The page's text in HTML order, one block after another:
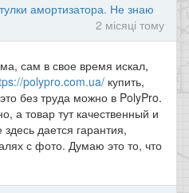
амортизатора. Не знаю
2 місяці тому
сам в свое время искал,
polypro.com.ua/ купить,
без труда можно в PolyPro.
а товар тут качественный и
дается гарантия,
с фото. Думаю это то, что